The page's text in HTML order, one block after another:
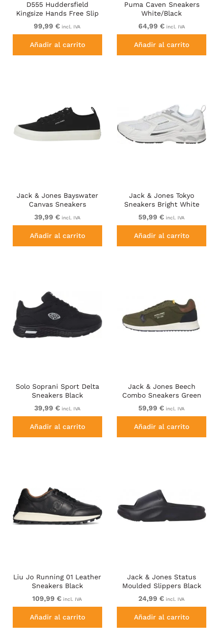
D555 Huddersfield
Kingsize Hands Free Slip
On with Knitted Top
Shoes Black
99,99 € incl. IVA
Añadir al carrito
Puma Caven Sneakers
White/Black
64,99 € incl. IVA
Añadir al carrito
Jack & Jones Bayswater
Canvas Sneakers
Anthracite
39,99 € incl. IVA
Añadir al carrito
Jack & Jones Tokyo
Sneakers Bright White
59,99 € incl. IVA
Añadir al carrito
Solo Soprani Sport Delta
Sneakers Black
39,99 € incl. IVA
Añadir al carrito
Jack & Jones Beech
Combo Sneakers Green
59,99 € incl. IVA
Añadir al carrito
Liu Jo Running 01 Leather
Sneakers Black
109,99 € incl. IVA
Añadir al carrito
Jack & Jones Status
Moulded Slippers Black
24,99 € incl. IVA
Añadir al carrito